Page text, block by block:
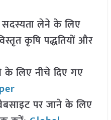
लेने के लिए
कृषि पद्धतियों और
लिए नीचे दिए गए
पर जाने के लिए